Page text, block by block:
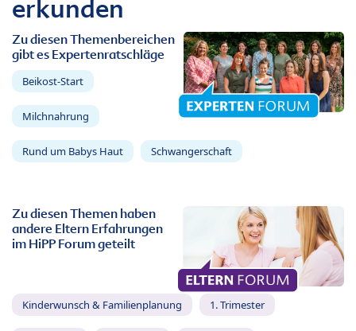
erkunden
Zu diesen Themenbereichen
gibt es Expertenratschläge
Beikost-Start
Milchnahrung
Rund um Babys Haut Schwangerschaft
Zu diesen Themen haben
andere Eltern Erfahrungen
im HiPP Forum geteilt
Kinderwunsch & Familienplanung 1. Trimester